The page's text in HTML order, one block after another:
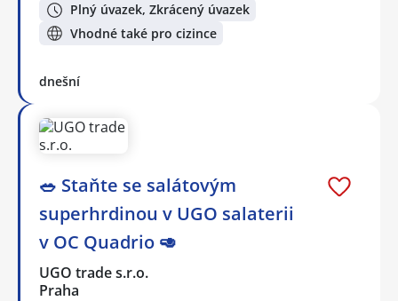
Plný úvazek, Zkrácený úvazek
Vhodné také pro cizince
dnešní
🥗 Staňte se salátovým
superhrdinou v UGO salaterii
v OC Quadrio 🥑
UGO trade s.r.o.
Praha